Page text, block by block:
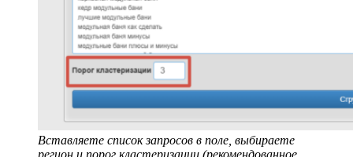
Вставляете список запросов в поле, выбираете
регион и порог кластеризации (рекомендованное